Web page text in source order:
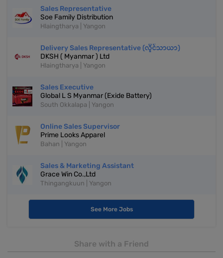
Sales Representative
Soe Family Distribution
Hlaingtharya | Yangon
Delivery Sales Representative (လှိုင်သာယာ)
DKSH ( Myanmar ) Ltd
Hlaingtharya | Yangon
Sales Executive
Global L S Myanmar (Exide Battery)
South Okkalapa | Yangon
Online Sales Supervisor
Prime Looks Apparel
Bahan | Yangon
Sales & Marketing Assistant
Grace Win Co.,Ltd
Thingangkuun | Yangon
See More Jobs
Share with a Friend